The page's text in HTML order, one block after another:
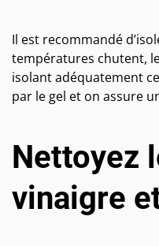
Il est recommandé
températures chutent,
isolant adéquatement
par le gel et on assure
Nettoyez
vinaigre